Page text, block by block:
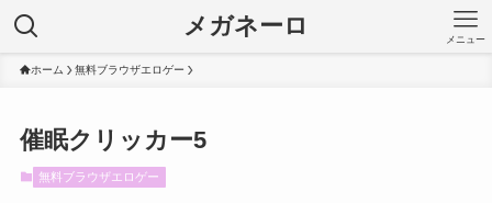
メガネーロ メニュー
ホーム 無料ブラウザエロゲー
催眠クリッカー5
無料ブラウザエロゲー